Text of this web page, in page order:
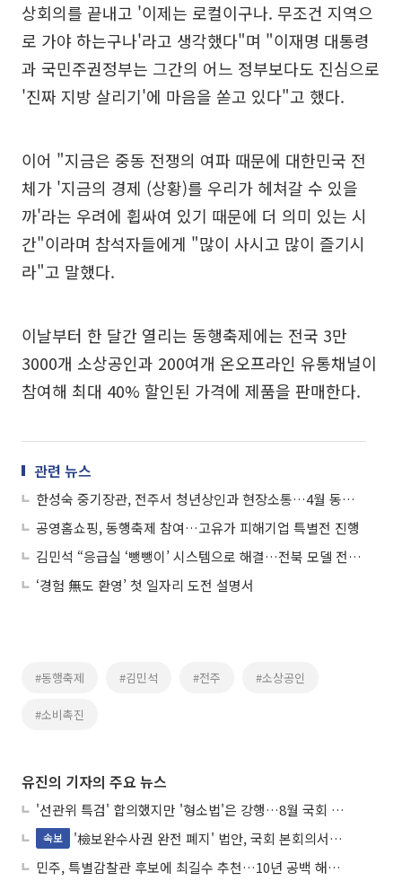
상회의를 끝내고 '이제는 로컬이구나. 무조건 지역으
로 가야 하는구나'라고 생각했다"며 "이재명 대통령
과 국민주권정부는 그간의 어느 정부보다도 진심으로
'진짜 지방 살리기'에 마음을 쏟고 있다"고 했다.
이어 "지금은 중동 전쟁의 여파 때문에 대한민국 전
체가 '지금의 경제 (상황)를 우리가 헤쳐갈 수 있을
까'라는 우려에 휩싸여 있기 때문에 더 의미 있는 시
간"이라며 참석자들에게 "많이 사시고 많이 즐기시
라"고 말했다.
이날부터 한 달간 열리는 동행축제에는 전국 3만
3000개 소상공인과 200여개 온오프라인 유통채널이
참여해 최대 40% 할인된 가격에 제품을 판매한다.
관련 뉴스
한성숙 중기장관, 전주서 청년상인과 현장소통…4월 동행축제 개막 선포
공영홈쇼핑, 동행축제 참여…고유가 피해기업 특별전 진행
김민석 “응급실 ‘뺑뺑이’ 시스템으로 해결…전북 모델 전국 확산 검토”
‘경험 無도 환영’ 첫 일자리 도전 설명서
#동행축제 #김민석 #전주 #소상공인
#소비촉진
유진의 기자의 주요 뉴스
'선관위 특검' 합의했지만 '형소법'은 강행…8월 국회 '입법 2차전' 예고
속보
'檢보완수사권 완전 폐지' 법안, 국회 본회의서 민주당 주도 통과
민주, 특별감찰관 후보에 최길수 추천…10년 공백 해소 속도